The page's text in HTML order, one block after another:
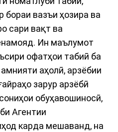
вазъи ҳозира ва
сари вақт ва
Ин маълумот
офатҳои табиӣ ба
аҳолӣ, арзёбии
зарур арзёбӣ
обуҳавошиносӣ,
Агентии
карда мешаванд, на